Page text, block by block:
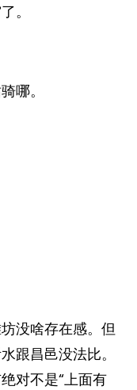
。
哪。
没啥存在感。但
跟昌邑没法比。
对不是“上面有